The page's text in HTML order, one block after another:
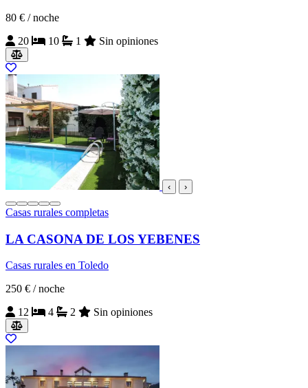
80 € / noche
20
10 1 Sin opiniones
‹ ›
Casas rurales completas
LA CASONA DE LOS YEBENES
Casas rurales en Toledo
250 € / noche
12
4 2 Sin opiniones